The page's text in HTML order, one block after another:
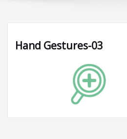
Hand Gestures-03